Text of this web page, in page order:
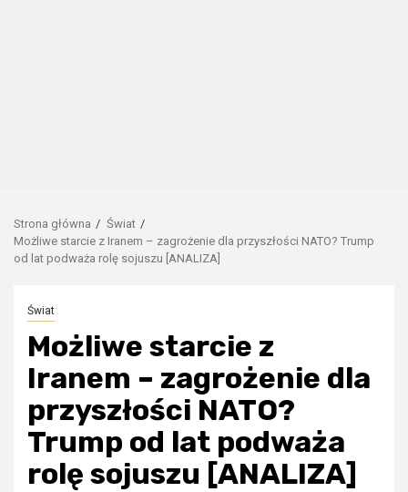
Strona główna
Świat
Możliwe starcie z Iranem – zagrożenie dla przyszłości NATO? Trump
od lat podważa rolę sojuszu [ANALIZA]
Świat
Możliwe starcie z
Iranem – zagrożenie dla
przyszłości NATO?
Trump od lat podważa
rolę sojuszu [ANALIZA]